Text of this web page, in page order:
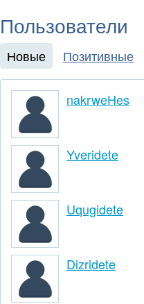
Пользователи
Новые Позитивные
nakrweHes
Yveridete
Uqugidete
Dizridete